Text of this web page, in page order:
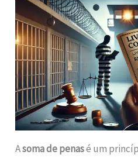
Asoma de penasé um